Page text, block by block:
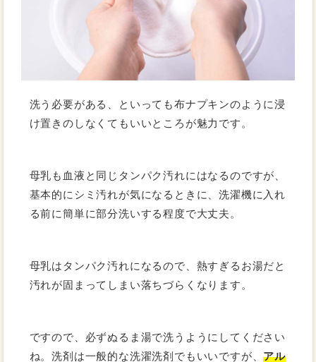
洗う必要がある、といっても布ナプキンのように浸
け置きのしなくてもいいところが魅力です。
母乳も血液と同じタンパク汚れにはなるのですが、
基本的にシミ汚れが気になるときに、洗濯機に入れ
る前に簡単に部分洗いする程度で大丈夫。
母乳はタンパク汚れになるので、熱すぎるお湯だと
汚れが固まってしまい落ちづらくなります。
ですので、必ずぬるま湯で洗うようにしてください
ね。洗剤は一般的な洗濯洗剤でもいいですが、アル